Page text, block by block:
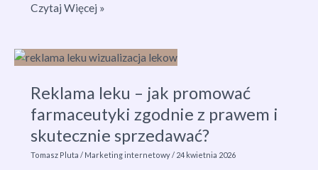
Reklama
co
jest
i
skutecznie
przyciągać
Czytaj Więcej »
Reklama leku – jak promować
farmaceutyki zgodnie z prawem i
skutecznie sprzedawać?
Tomasz Pluta/ Marketing internetowy/ 24 kwietnia 2026